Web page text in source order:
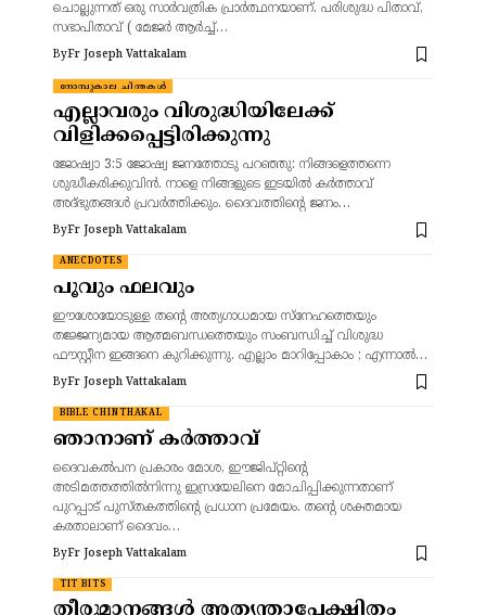
ചൊല്ലുന്നത് ഒരു സാർവത്രിക പ്രാർത്ഥനയാണ്. പരിശുദ്ധ പിതാവ്,
സഭാപിതാവ് ( മേജർ ആർച്ച്…
ByFr Joseph Vattakalam
നോമ്പുകാല ചിന്തകൾ
എല്ലാവരും വിശുദ്ധിയിലേക്ക്
വിളിക്കപ്പെട്ടിരിക്കുന്നു
ജോഷ്വാ 3:5 ജോഷ്വ ജനത്തോടു പറഞ്ഞു: നിങ്ങളെത്തന്നെ
ശുദ്ധീകരിക്കുവിന്‍. നാളെ നിങ്ങളുടെ ഇടയില്‍ കര്‍ത്താവ്
അദ്ഭുതങ്ങള്‍ പ്രവര്‍ത്തിക്കും. ദൈവത്തിന്റെ ജനം…
ByFr Joseph Vattakalam
ANECDOTES
പൂവും ഫലവും
ഈശോയോടുള്ള തന്റെ അത്യഗാധമായ സ്നേഹത്തെയും
തജ്ജന്യമായ ആത്മബന്ധത്തെയും സംബന്ധിച്ച് വിശുദ്ധ
ഫൗസ്റ്റീന ഇങ്ങനെ കുറിക്കുന്നു. എല്ലാം മാറിപ്പോകാം ; എന്നാൽ…
ByFr Joseph Vattakalam
BIBLE CHINTHAKAL
ഞാനാണ് കർത്താവ്
ദൈവകൽപന പ്രകാരം മോശ, ഈജിപ്റ്റിന്റെ
അടിമത്തത്തിൽനിന്നു ഇസ്രയേലിനെ മോചിപ്പിക്കുന്നതാണ്
പുറപ്പാട് പുസ്തകത്തിന്റെ പ്രധാന പ്രമേയം. തന്റെ ശക്തമായ
കരതാലാണ് ദൈവം…
ByFr Joseph Vattakalam
TIT BITS